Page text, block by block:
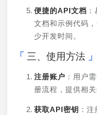
便捷的API文档
文档和示例代码
少开发时间。
三、使用方法
注册账户 ：用户
册流程，提供相
获取API密钥 ：